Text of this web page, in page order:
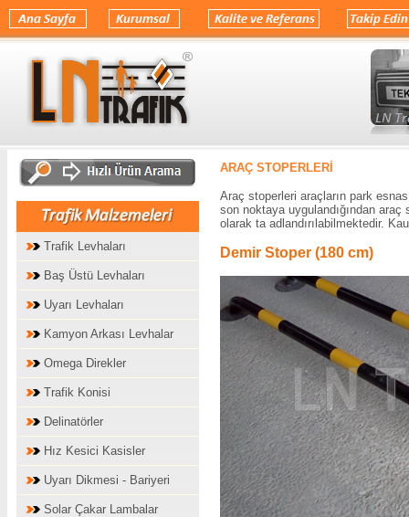
Trafik Levhaları
Baş Üstü Levhaları
Uyarı Levhaları
Kamyon Arkası Levhalar
Omega Direkler
Trafik Konisi
Delinatörler
Hız Kesici Kasisler
Uyarı Dikmesi - Bariyeri
Solar Çakar Lambalar
ARAÇ STOPERLERİ
Araç stoperleri araçların park
son noktaya uygulandığından
olarak ta adlandırılabilmektedir.
Demir Stoper (180 cm)